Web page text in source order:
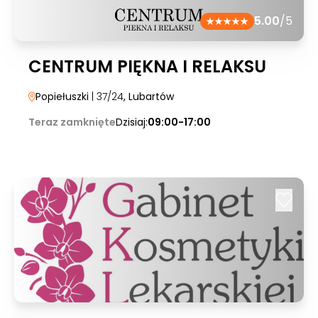
5.00/5
CENTRUM PIĘKNA I RELAKSU
Popiełuszki | 37/24, Lubartów
Teraz zamknięteDzisiaj:09:00-17:00